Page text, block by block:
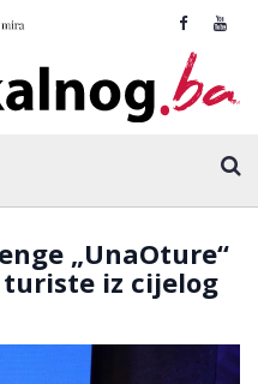
„UnaOture“
iz cijelog